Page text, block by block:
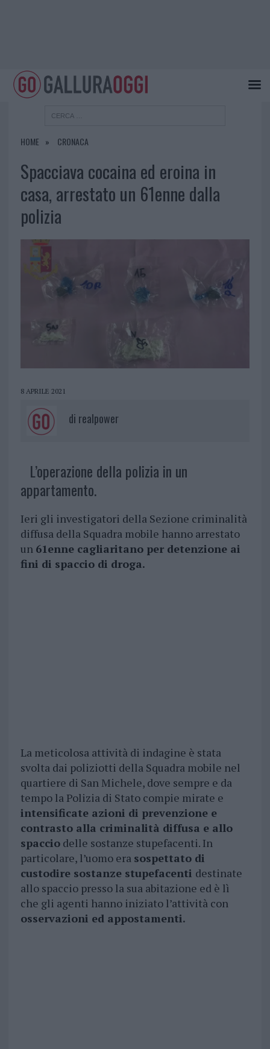
HOME CRONACA
Spacciava cocaina ed eroina in
casa, arrestato un 61enne dalla
polizia
8 APRILE 2021
di realpower
L’operazione della polizia in un
appartamento.
Ieri gli investigatori della Sezione criminalità
diffusa della Squadra mobile hanno arrestato
un 61enne cagliaritano per detenzione ai
fini di spaccio di droga.
La meticolosa attività di indagine è stata
svolta dai poliziotti della Squadra mobile nel
quartiere di San Michele, dove sempre e da
tempo la Polizia di Stato compie mirate e
intensificate azioni di prevenzione e
contrasto alla criminalità diffusa e allo
spacciodelle sostanze stupefacenti. In
particolare, l’uomo era sospettato di
custodire sostanze stupefacenti destinate
allo spaccio presso la sua abitazione ed è lì
che gli agenti hanno iniziato l’attività con
osservazioni ed appostamenti.